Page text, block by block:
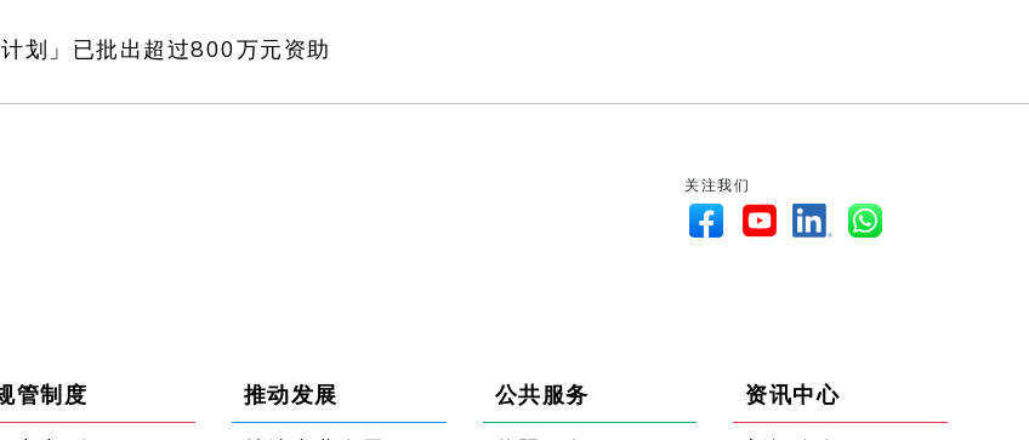
划」已批出超过800万元资助
关注我们
管制度
推动发展
公共服务
资讯中心